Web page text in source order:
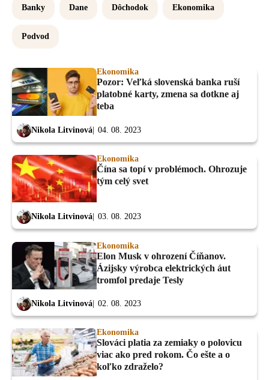
Banky Dane Dôchodok Ekonomika
Podvod
Ekonomika
Pozor: Veľká slovenská banka ruší
platobné karty, zmena sa dotkne aj
teba
Nikola Litvinová 04. 08. 2023
Ekonomika
Čína sa topí v problémoch. Ohrozuje
tým celý svet
Nikola Litvinová 03. 08. 2023
Ekonomika
Elon Musk v ohrození Číňanov.
Ázijsky výrobca elektrických áut
tromfol predaje Tesly
Nikola Litvinová 02. 08. 2023
Ekonomika
Slováci platia za zemiaky o polovicu
viac ako pred rokom. Čo ešte a o
koľko zdraželo?